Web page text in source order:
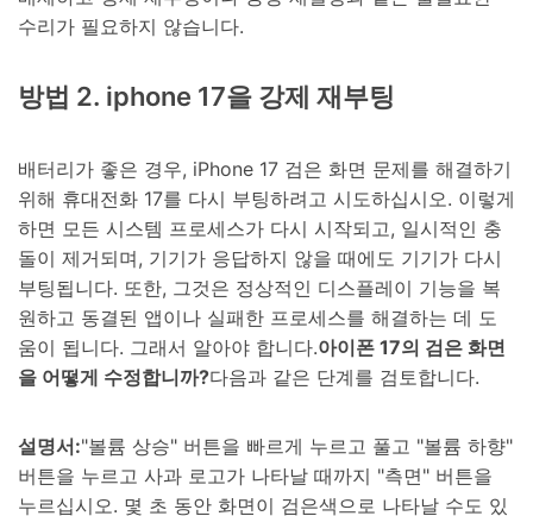
수리가 필요하지 않습니다.
방법 2. iphone 17을 강제 재부팅
배터리가 좋은 경우, iPhone 17 검은 화면 문제를 해결하기
위해 휴대전화 17를 다시 부팅하려고 시도하십시오. 이렇게
하면 모든 시스템 프로세스가 다시 시작되고, 일시적인 충
돌이 제거되며, 기기가 응답하지 않을 때에도 기기가 다시
부팅됩니다. 또한, 그것은 정상적인 디스플레이 기능을 복
원하고 동결된 앱이나 실패한 프로세스를 해결하는 데 도
움이 됩니다. 그래서 알아야 합니다.아이폰 17의 검은 화면
을 어떻게 수정합니까?다음과 같은 단계를 검토합니다.
설명서:"볼륨 상승" 버튼을 빠르게 누르고 풀고 "볼륨 하향"
버튼을 누르고 사과 로고가 나타날 때까지 "측면" 버튼을
누르십시오. 몇 초 동안 화면이 검은색으로 나타날 수도 있